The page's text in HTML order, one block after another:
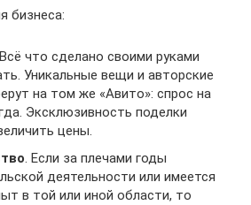
бизнеса:
что сделано своими руками
Уникальные вещи и авторские
на том же «Авито»: спрос на
Эксклюзивность поделки
цены.
. Если за плечами годы
деятельности или имеется
в той или иной области, то